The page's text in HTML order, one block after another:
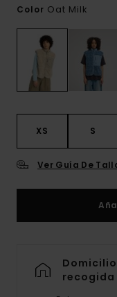
Color Oat Milk
XS S
Ver Guía De
recogida